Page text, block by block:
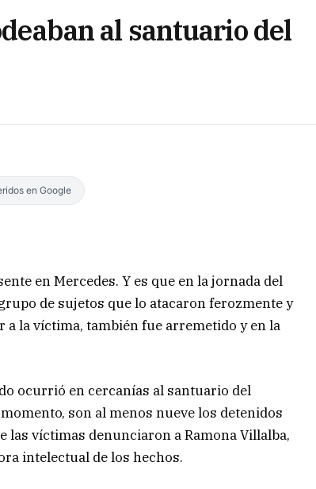
al santuario del
en Google
en Mercedes. Y es que en la jornada del
de sujetos que lo atacaron ferozmente y
a la víctima, también fue arremetido y en la
ocurrió en cercanías al santuario del
son al menos nueve los detenidos
las víctimas denunciaron a Ramona Villalba,
intelectual de los hechos.